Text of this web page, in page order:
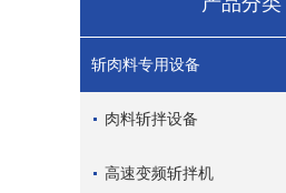
斩肉料专用设备
肉料斩拌设备
高速变频斩拌机